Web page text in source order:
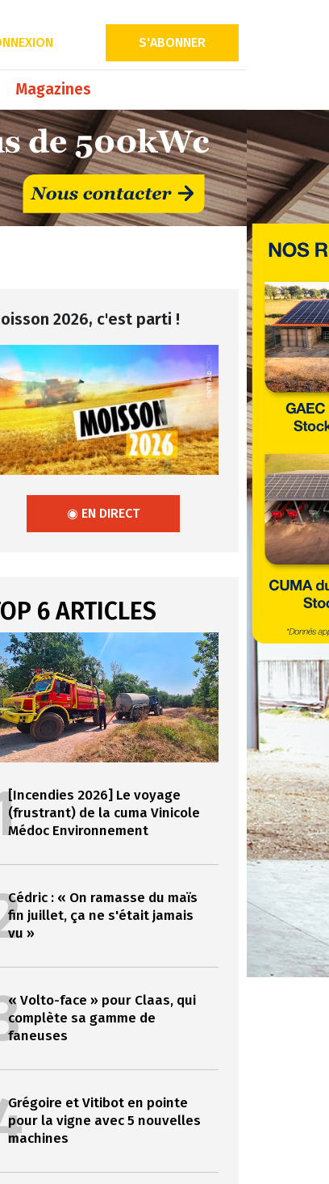
S'ABONNER
Magazines
2026, c'est parti !
◉ EN DIRECT
6 ARTICLES
[Incendies 2026] Le voyage
(frustrant) de la cuma Vinicole
Médoc Environnement
Cédric : « On ramasse du maïs
fin juillet, ça ne s'était jamais
vu »
« Volto-face » pour Claas, qui
complète sa gamme de
faneuses
Grégoire et Vitibot en pointe
pour la vigne avec 5 nouvelles
machines